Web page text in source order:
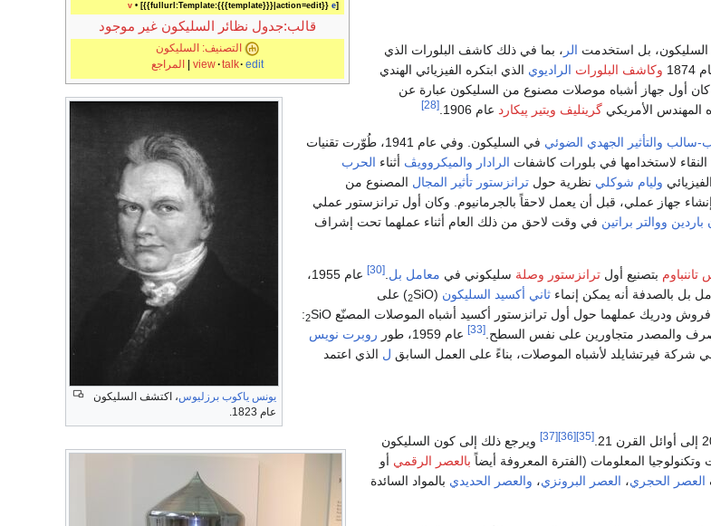
v• [{{fullurl:Template:{{{template}}}|action=edit}} e]
قالب:جدول نظائر السليكون غير موجود
التصنيف: السليكون
view talk edit
| المراجع
يونس ياكوب برزليوس، اكتشف السليكون
عام 1823.
السليكون، بل استخدمت الر ، بما في ذلك كاشف البلورات الذي
وكاشف البلورات الراديوي الذي ابتكره الفيزيائي الهندي
كان أول جهاز أشباه موصلات مصنوع من السليكون عبارة عن
الأمريكي گرينليف ويتير پيكارد عام 1906. [28]
سالب والتأثير الجهدي الضوئي
في السليكون. وفي عام 1941، طُوّرت تقنيات
النقاء لاستخدامها في بلورات كاشفات الرادار والميكروويڤ أثناء الحرب
وليام شوكلي نظرية حول ترانزستور تأثير المجال المصنوع من
جهاز عملي، قبل أن يعمل لاحقاً بالجرمانيوم. وكان أول ترانزستور عملي
ووالتر براتين في وقت لاحق من ذلك العام أثناء عملهما تحت إشراف
بتصنيع أول ترانزستور وصلة سليكوني في معامل بل [30]
عام 1955،
بل بالصدفة أنه يمكن إنماء ثاني أكسيد السليكون (
SiO
2) على
SiO
2
:
والمصدر متجاورين على نفس السطح. [33] عام 1959، طور
روبرت نويس
شركة فيرتشايلد لأشباه الموصلات، بناءً على العمل السابق ل الذي اعتمد
[35]
[36]
[37]
ويرجع ذلك إلى كون السليكون
وتكنولوجيا المعلومات (الفترة المعروفة أيضاً بالعصر الرقمي أو
العصر الحجري، العصر البرونزي، والعصر الحديدي بالمواد السائدة